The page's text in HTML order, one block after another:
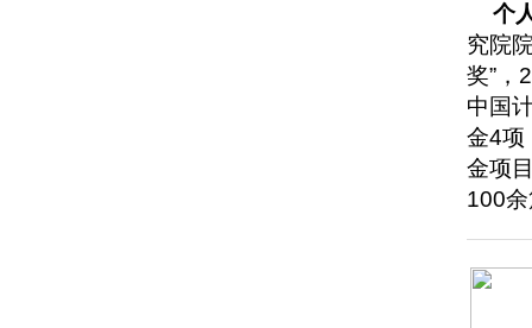
个
究院
奖”，
中国
金4项
金项
100